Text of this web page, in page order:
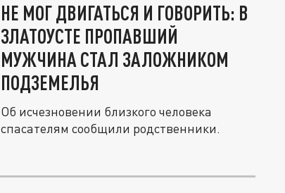
НЕ МОГ ДВИГАТЬСЯ И ГОВОРИТЬ: В
ЗЛАТОУСТЕ ПРОПАВШИЙ
МУЖЧИНА СТАЛ ЗАЛОЖНИКОМ
ПОДЗЕМЕЛЬЯ
Об исчезновении близкого человека
спасателям сообщили родственники.